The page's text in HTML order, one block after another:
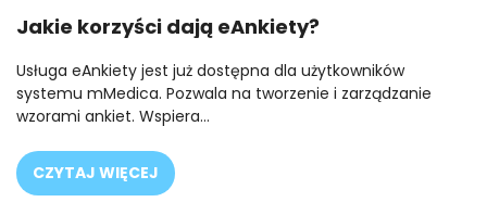
Jakie korzyści dają eAnkiety?
Usługa eAnkiety jest już dostępna dla użytkowników
systemu mMedica. Pozwala na tworzenie i zarządzanie
wzorami ankiet. Wspiera…
CZYTAJ WIĘCEJ